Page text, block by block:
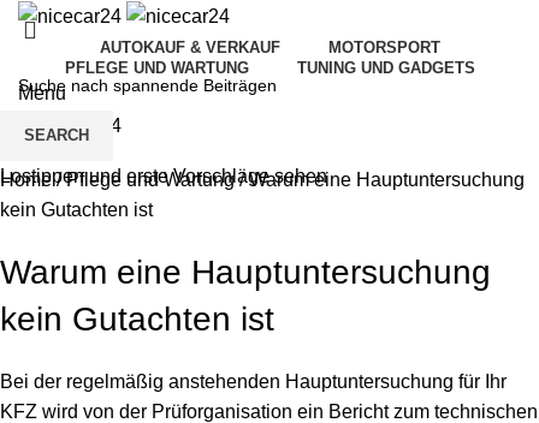
AUTOKAUF & VERKAUF
MOTORSPORT
PFLEGE UND WARTUNG
TUNING UND GADGETS
Menu
Home/Pflege und Wartung/Warum eine Hauptuntersuchung
kein Gutachten ist
Warum eine Hauptuntersuchung
kein Gutachten ist
Bei der regelmäßig anstehenden Hauptuntersuchung für Ihr
KFZ wird von der Prüforganisation ein Bericht zum technischen
SEARCH
Lostippen und erste Vorschläge sehen